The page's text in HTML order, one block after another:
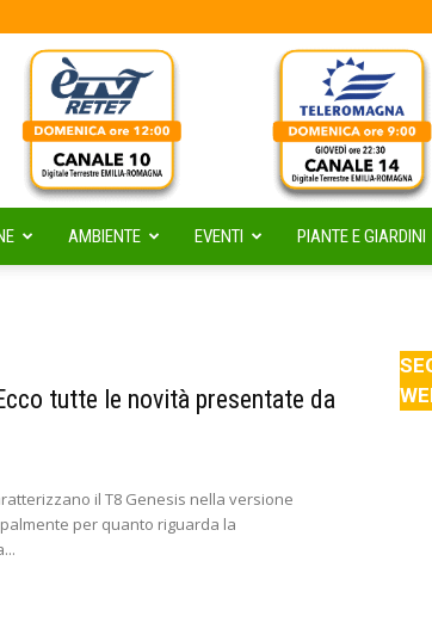
AMBIENTE EVENTI PIANTE E GIARDINI
tutte le novità presentate da
il T8 Genesis nella versione
per quanto riguarda la